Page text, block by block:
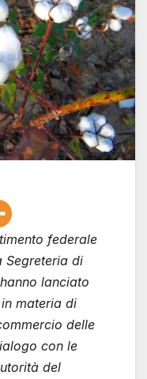
federale
Segreteria di
lanciato
materia di
delle
con le
del